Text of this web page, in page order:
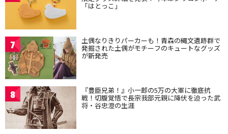
「はとっこ」
7 土偶なりきりパーカーも！青森の縄文遺跡群で
発掘された土偶がモチーフのキュートなグッズ
が新発売
8 『豊臣兄弟！』小一郎の5万の大軍に徹底抗
戦！切腹覚悟で長宗我部元親に降伏を迫った武
将・谷忠澄の生涯